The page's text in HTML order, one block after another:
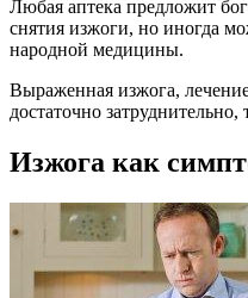
Любая аптека предложит
снятия изжоги, но иногда
народной медицины.
Выраженная изжога,
достаточно
Изжога как